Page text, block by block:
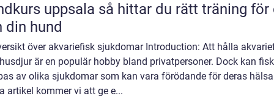
så hittar du rätt träning för dig
din hund
över akvariefisk sjukdomar Introduction: Att hålla
är en populär hobby bland privatpersoner. Dock kan
av olika sjukdomar som kan vara förödande för deras
artikel kommer vi att ge e...